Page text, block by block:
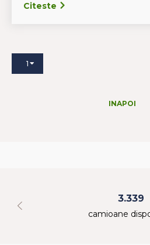
Citeste
1
INAPOI
3.339
camioane